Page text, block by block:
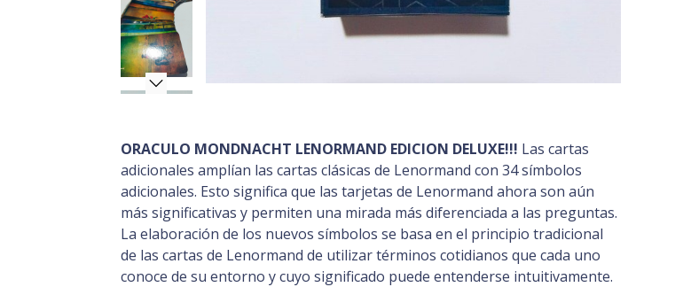
ORACULO MONDNACHT LENORMAND EDICION DELUXE!!! Las cartas
adicionales amplían las cartas clásicas de Lenormand con 34 símbolos
adicionales. Esto significa que las tarjetas de Lenormand ahora son aún
más significativas y permiten una mirada más diferenciada a las preguntas.
La elaboración de los nuevos símbolos se basa en el principio tradicional
de las cartas de Lenormand de utilizar términos cotidianos que cada uno
conoce de su entorno y cuyo significado puede entenderse intuitivamente.